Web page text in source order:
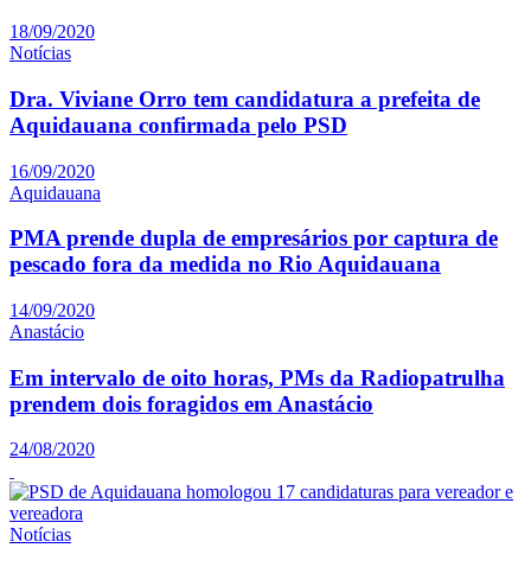
18/09/2020
Notícias
Dra. Viviane Orro tem candidatura a prefeita de
Aquidauana confirmada pelo PSD
16/09/2020
Aquidauana
PMA prende dupla de empresários por captura de
pescado fora da medida no Rio Aquidauana
14/09/2020
Anastácio
Em intervalo de oito horas, PMs da Radiopatrulha
prendem dois foragidos em Anastácio
24/08/2020
Notícias